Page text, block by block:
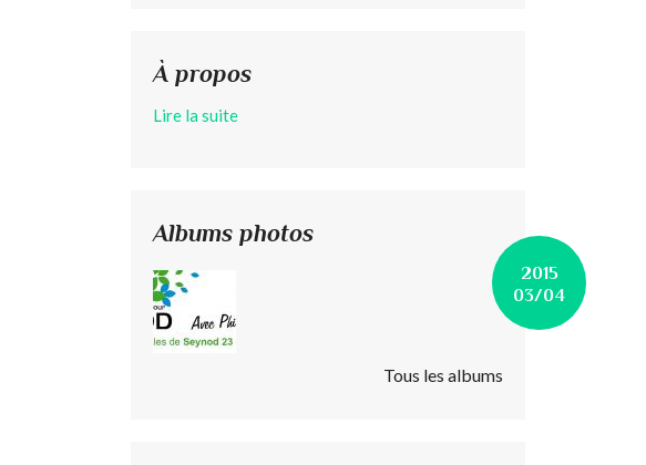
À propos
Lire la suite
Albums photos
Tous les albums
2015
03/04